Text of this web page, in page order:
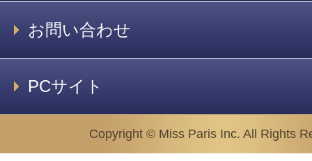
お問い合わせ
PCサイト
Copyright © Miss Paris Inc. All Rights